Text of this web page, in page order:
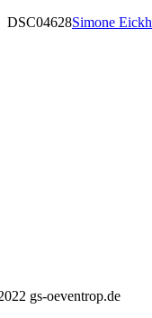
DSC04628Simone
gs-oeventrop.de